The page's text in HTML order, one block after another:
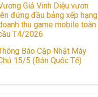
Giả Vinh Diệu vươn
lên đứng đầu bảng xếp hạng
thu game mobile toàn
T4/2026
Báo Cập Nhật Máy
15/5 (Bản Quốc Tế)